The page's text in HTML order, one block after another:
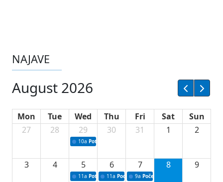
NAJAVE
August 2026
Mon Tue Wed Thu Fri Sat
Sun
27
28 29
10a Potpisivanje ugovora sa neprofitnim
30 31 1 2
3 4 5
11a Potpisivanje ugovora o stipendijama za
6
11a Podrška razvoju vodne infrastrukture u
7
9a Početak izgradnje nove
8 9